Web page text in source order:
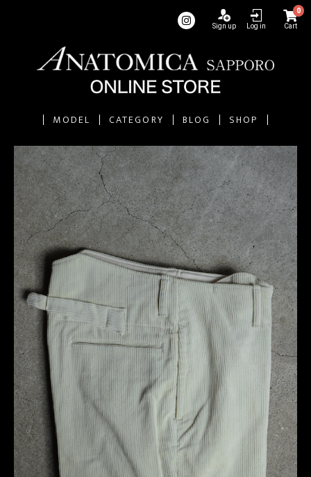
Sign up Log in
0
Cart
MODEL CATEGORY BLOG SHOP